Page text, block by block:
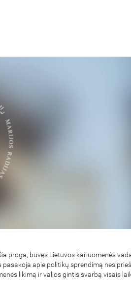
proga, buvęs Lietuvos kariuomenės
apie politikų sprendimą
likimą ir valios gintis svarbą visais